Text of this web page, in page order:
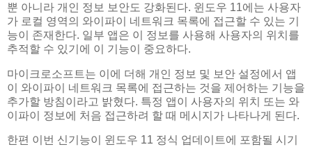
뿐 아니라 개인 정보 보안도 강화된다. 윈도우 11에는 사용자
가 로컬 영역의 와이파이 네트워크 목록에 접근할 수 있는 기
능이 존재한다. 일부 앱은 이 정보를 사용해 사용자의 위치를
추적할 수 있기에 이 기능이 중요하다.
마이크로소프트는 이에 더해 개인 정보 및 보안 설정에서 앱
이 와이파이 네트워크 목록에 접근하는 것을 제어하는 기능을
추가할 방침이라고 밝혔다. 특정 앱이 사용자의 위치 또는 와
이파이 정보에 처음 접근하려 할 때 메시지가 나타나게 된다.
한편 이번 신기능이 윈도우 11 정식 업데이트에 포함될 시기